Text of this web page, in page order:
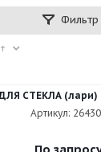
Фильтр
СТЕКЛА (лари)
Артикул: